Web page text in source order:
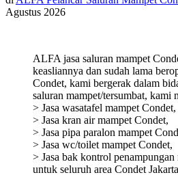
Agustus 2026
ALFA jasa saluran mampet
keasliannya dan sudah lama
Condet, kami bergerak dalam
saluran mampet/tersumbat, kami
> Jasa wasatafel mampet Condet,
> Jasa kran air mampet Condet,
> Jasa pipa paralon mampet
> Jasa wc/toilet mampet Condet,
> Jasa bak kontrol penampungan
untuk seluruh area Condet